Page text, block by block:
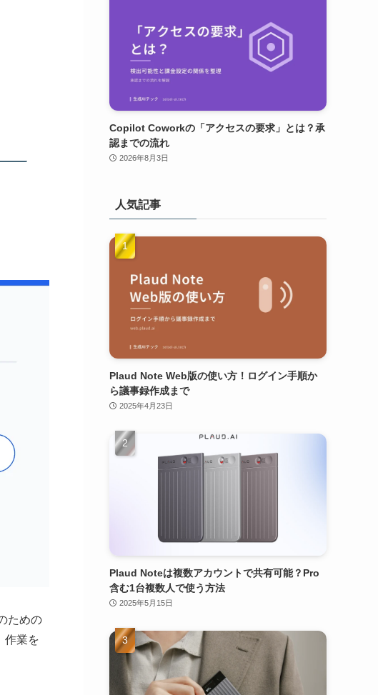
ための
作業を
Copilot Coworkの「アクセスの要求」とは？承
認までの流れ
2026年8月3日
人気記事
Plaud Note Web版の使い方！ログイン手順か
ら議事録作成まで
2025年4月23日
Plaud Noteは複数アカウントで共有可能？Pro
含む1台複数人で使う方法
2025年5月15日